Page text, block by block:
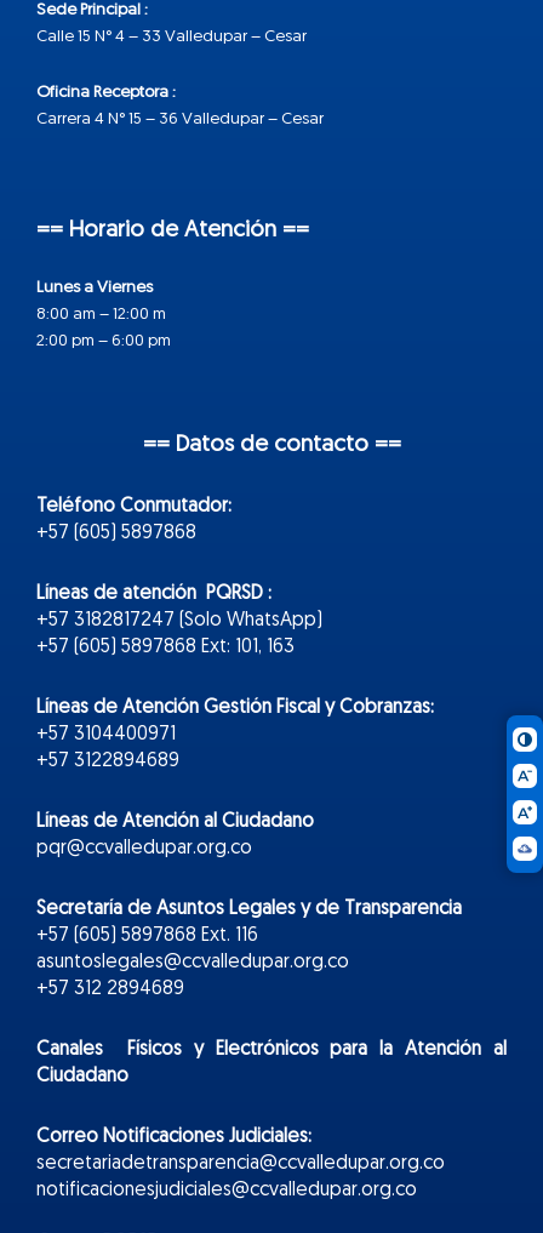
Sede Principal :
Calle 15 N° 4 – 33 Valledupar – Cesar
Oficina Receptora :
Carrera 4 N° 15 – 36 Valledupar – Cesar
== Horario de Atención ==
Lunes a Viernes
8:00 am – 12:00 m
2:00 pm – 6:00 pm
== Datos de contacto ==
Teléfono Conmutador:
+57 (605) 5897868
Líneas de atención PQRSD :
+57 3182817247 (Solo WhatsApp)
+57 (605) 5897868 Ext: 101, 163
Líneas de Atención Gestión Fiscal y Cobranzas:
+57 3104400971
+57 3122894689
Líneas de Atención al Ciudadano
pqr@ccvalledupar.org.co
Secretaría de Asuntos Legales y de Transparencia
+57 (605) 5897868 Ext. 116
asuntoslegales@ccvalledupar.org.co
+57 312 2894689
Canales Físicos yElectrónicospara la Atención al
Ciudadano
Correo Notificaciones Judiciales:
secretariadetransparencia@ccvalledupar.org.co
notificacionesjudiciales@ccvalledupar.org.co